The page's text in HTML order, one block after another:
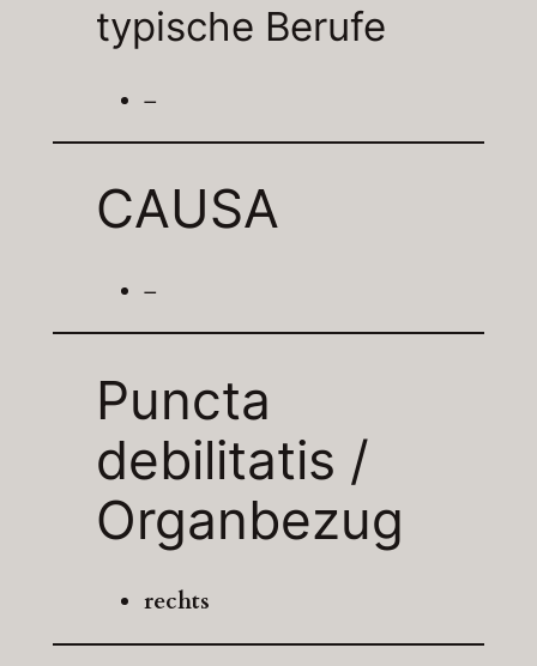
typische Berufe
–
CAUSA
–
Puncta
debilitatis /
Organbezug
rechts